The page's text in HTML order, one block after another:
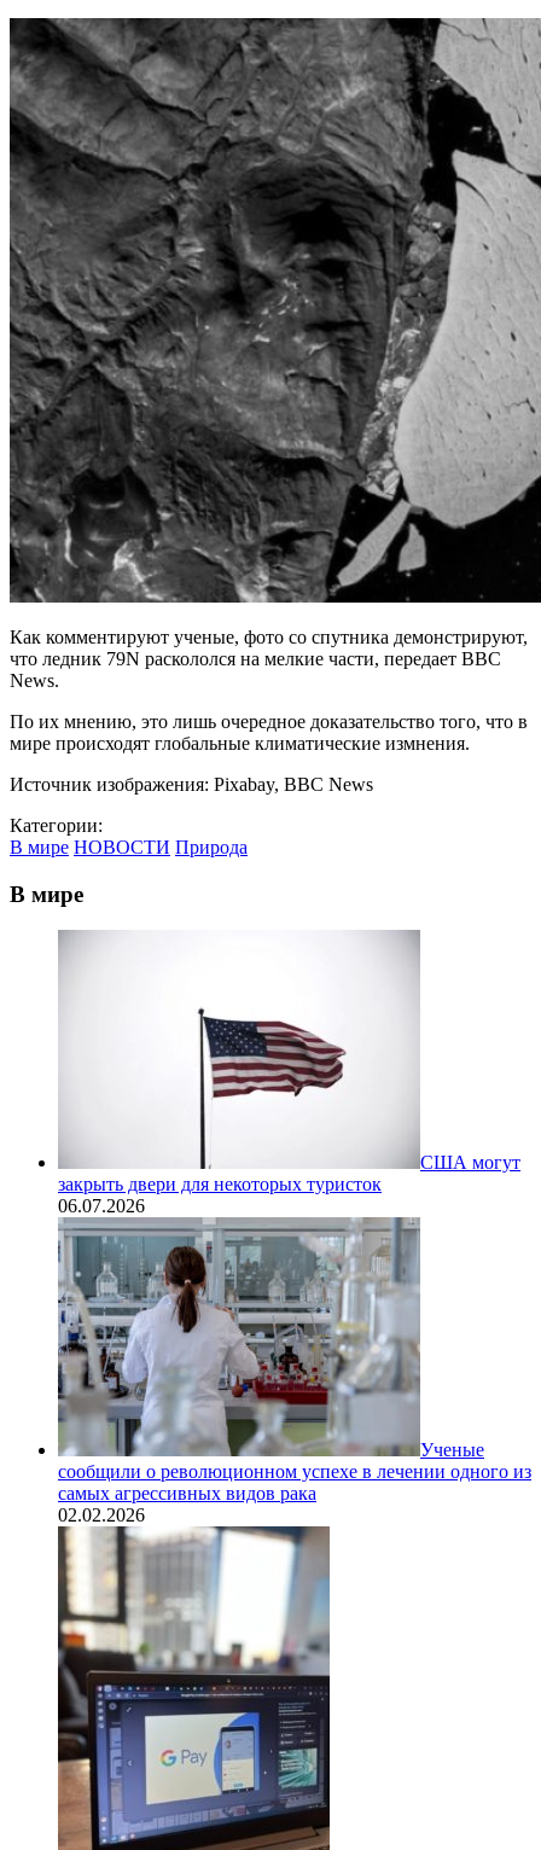
Как комментируют ученые, фото со спутника демонстрируют,
что ледник 79N раскололся на мелкие части, передает BBC
News.
По их мнению, это лишь очередное доказательство того, что в
мире происходят глобальные климатические измнения.
Источник изображения: Pixabay, BBC News
Категории:
В мире НОВОСТИ Природа
В мире
США могут
закрыть двери для некоторых туристок
06.07.2026
Ученые
сообщили о революционном успехе в лечении одного из
самых агрессивных видов рака
02.02.2026